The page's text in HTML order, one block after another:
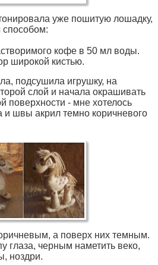
уже пошитую лошадку,
кофе в 50 мл воды.
широкой кистью.
подсушила игрушку, на
слой и начала окрашивать
поверхности - мне хотелось
и швы акрил темно коричневого
а поверх них темным.
глаза, черным наметить веко,
ноздри.